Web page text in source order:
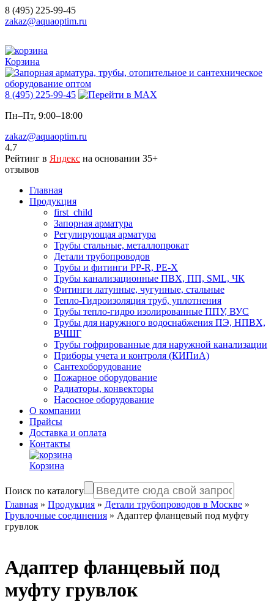
8 (495) 225-99-45
zakaz@aquaoptim.ru
Корзина
8 (495) 225-99-45
Пн–Пт, 9:00–18:00
zakaz@aquaoptim.ru
4.7
Рейтинг в Яндекс на основании 35+
отзывов
Главная
Продукция
first_child
Запорная арматура
Регулирующая арматура
Трубы стальные, металлопрокат
Детали трубопроводов
Трубы и фитинги PP-R, PE-X
Трубы канализационные ПВХ, ПП, SML, ЧК
Фитинги латунные, чугунные, стальные
Тепло-Гидроизоляция труб, уплотнения
Трубы тепло-гидро изолированные ППУ, ВУС
Трубы для наружного водоснабжения ПЭ, НПВХ,
ВЧШГ
Трубы гофрированные для наружной канализации
Приборы учета и контроля (КИПиА)
Сантехоборудование
Пожарное оборудование
Радиаторы, конвекторы
Насосное оборудование
О компании
Прайсы
Доставка и оплата
Контакты
Корзина
Поиск по каталогу
Главная » Продукция » Детали трубопроводов в Москве »
Грувлочные соединения » Адаптер фланцевый под муфту
грувлок
Адаптер фланцевый под
муфту грувлок